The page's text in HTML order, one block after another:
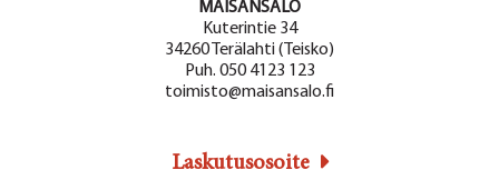
MAISANSALO
Kuterintie 34
34260 Terälahti (Teisko)
Puh. 050 4123 123
toimisto@maisansalo.fi
Laskutusosoite